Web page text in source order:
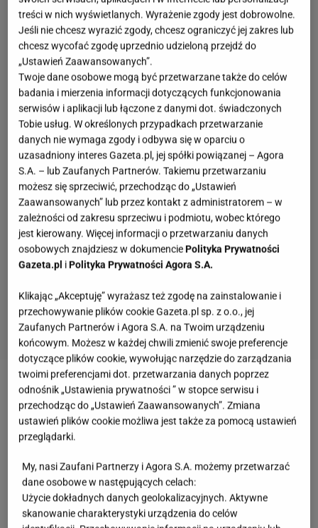
Lalki lubią pisać sobie
#fitmom, a ja swój matczyny
#lifestyle określę mianem
#funmom -
na
pi
sa
na
Instagramie.
treści w nich wyświetlanych. Wyrażenie zgody jest dobrowolne.
Jeśli nie chcesz wyrazić zgody, chcesz ograniczyć jej zakres lub
chcesz wycofać zgodę uprzednio udzieloną przejdź do
„Ustawień Zaawansowanych”.
Twoje dane osobowe mogą być przetwarzane także do celów
badania i mierzenia informacji dotyczących funkcjonowania
serwisów i aplikacji lub łączone z danymi dot. świadczonych
Tobie usług. W określonych przypadkach przetwarzanie
danych nie wymaga zgody i odbywa się w oparciu o
uzasadniony interes Gazeta.pl, jej spółki powiązanej – Agora
S.A. – lub Zaufanych Partnerów. Takiemu przetwarzaniu
możesz się sprzeciwić, przechodząc do „Ustawień
Zaawansowanych” lub przez kontakt z administratorem – w
zależności od zakresu sprzeciwu i podmiotu, wobec którego
jest kierowany. Więcej informacji o przetwarzaniu danych
osobowych znajdziesz w dokumenciePolityka Prywatności
Gazeta.pl iPolityka Prywatności Agora S.A.
Klikając „Akceptuję” wyrażasz też zgodę na zainstalowanie i
przechowywanie plików cookie Gazeta.pl sp. z o.o., jej
Zaufanych Partnerów i Agora S.A. na Twoim urządzeniu
końcowym. Możesz w każdej chwili zmienić swoje preferencje
dotyczące plików cookie, wywołując narzędzie do zarządzania
twoimi preferencjami dot. przetwarzania danych poprzez
odnośnik „Ustawienia prywatności ” w stopce serwisu i
przechodząc do „Ustawień Zaawansowanych”. Zmiana
ustawień plików cookie możliwa jest także za pomocą ustawień
przeglądarki.
My, nasi Zaufani Partnerzy i Agora S.A. możemy przetwarzać
dane osobowe w następujących celach:
Użycie dokładnych danych geolokalizacyjnych. Aktywne
skanowanie charakterystyki urządzenia do celów